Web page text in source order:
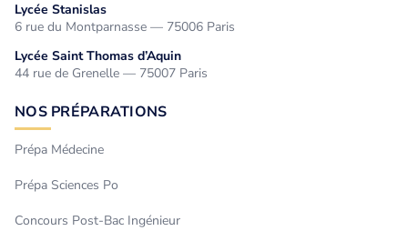
Lycée Stanislas
6 rue du Montparnasse — 75006 Paris
Lycée Saint Thomas d’Aquin
44 rue de Grenelle — 75007 Paris
NOS PRÉPARATIONS
Prépa Médecine
Prépa Sciences Po
Concours Post-Bac Ingénieur